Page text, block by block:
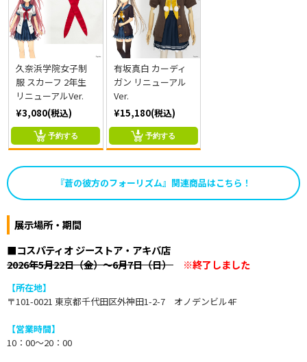
久奈浜学院女子制
服 スカーフ 2年生
リニューアルVer.
¥3,080(税込)
予約する
有坂真白 カーディ
ガン リニューアル
Ver.
¥15,180(税込)
予約する
『蒼の彼方のフォーリズム』関連商品はこちら！
展示場所・期間
■コスパティオ ジーストア・アキバ店
2026年5月22日（金）～6月7日（日） ※終了しました
【所在地】
〒101-0021 東京都千代田区外神田1-2-7 オノデンビル4F
【営業時間】
10：00～20：00